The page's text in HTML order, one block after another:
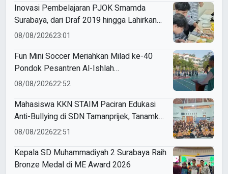
Inovasi Pembelajaran PJOK Smamda
Surabaya, dari Draf 2019 hingga Lahirkan
Modul Gizi Digital
08/08/202623:01
Fun Mini Soccer Meriahkan Milad ke-40
Pondok Pesantren Al-Ishlah
Sendangagung
08/08/202622:52
Mahasiswa KKN STAIM Paciran Edukasi
Anti-Bullying di SDN Tamanprijek, Tanamkan
Empati Sejak Dini
08/08/202622:51
Kepala SD Muhammadiyah 2 Surabaya Raih
Bronze Medal di ME Award 2026